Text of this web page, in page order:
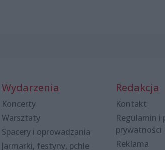
Wydarzenia
Koncerty
Warsztaty
Spacery i oprowadzania
Jarmarki, festyny, pchle
Redakcja
Kontakt
Regulamin i
prywatności
Reklama